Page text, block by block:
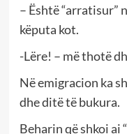
– Është “arratisur”
këputa kot.
-Lëre! – më thotë
Në emigracion ka
dhe ditë të bukura.
Beharin që shkoi ai